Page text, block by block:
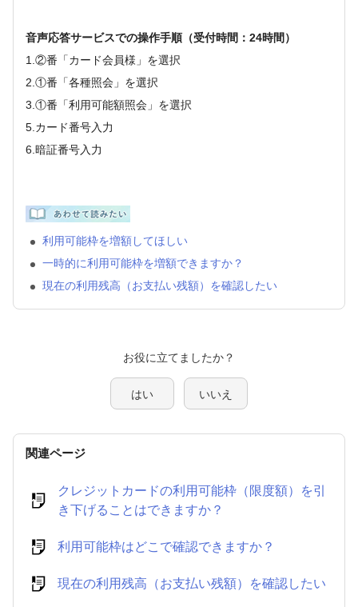
音声応答サービスでの操作手順（受付時間：24時間）
1.②番「カード会員様」を選択
2.①番「各種照会」を選択
3.①番「利用可能額照会」を選択
5.カード番号入力
6.暗証番号入力
利用可能枠を増額してほしい
一時的に利用可能枠を増額できますか？
現在の利用残高（お支払い残額）を確認したい
はい いいえ
関連ページ
クレジットカードの利用可能枠（限度額）を引
き下げることはできますか？
利用可能枠はどこで確認できますか？
現在の利用残高（お支払い残額）を確認したい